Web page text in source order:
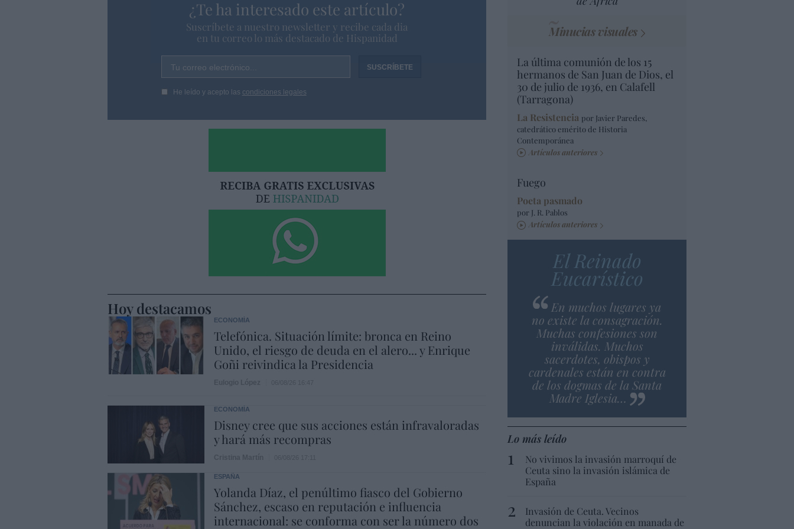
¿Te ha interesado este artículo?
Suscríbete a nuestro newsletter y recibe cada dia
en tu correo lo más destacado de Hispanidad
Tu correo electrónico...
He leído y acepto las condiciones legales
Hoy destacamos
ECONOMÍA
Telefónica. Situación límite: bronca en Reino
Unido, el riesgo de deuda en el alero... y Enrique
Goñi reivindica la Presidencia
ECONOMÍA
Disney cree que sus acciones están infravaloradas
y hará más recompras
ESPAÑA
Yolanda Díaz, el penúltimo fiasco del Gobierno
Sánchez, escaso en reputación e influencia
internacional: se conforma con ser la número dos
Minucias visuales
La última comunión de los 15
hermanos de San Juan de Dios, el
30 de julio de 1936, en Calafell
(Tarragona)
La Resistencia por Javier Paredes,
catedrático emérito de Historia
Contemporánea
Artículos anteriores
Fuego
Poeta pasmado
por J. R. Pablos
Artículos anteriores
El Reinado
Eucarístico
En muchos lugares ya
no existe la consagración.
Muchas confesiones son
inválidas. Muchos
sacerdotes, obispos y
cardenales están en contra
de los dogmas de la Santa
Madre Iglesia…
Lo más leído
No vivimos la invasión marroquí de
Ceuta sino la invasión islámica de
España
Invasión de Ceuta. Vecinos
denuncian la violación en manada de